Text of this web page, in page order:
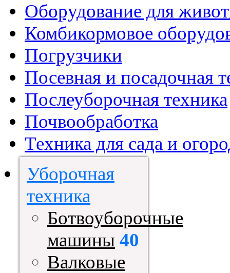
Оборудование для
Комбикормовое
Погрузчики
Посевная и посадочная
Послеуборочная техника
Почвообработка
Техника для сада и
Уборочная
техника
Ботвоуборочные
машины 40
Валковые